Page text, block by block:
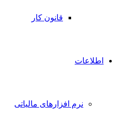
قانون کار
اطلاعات
نرم افزارهای مالیاتی